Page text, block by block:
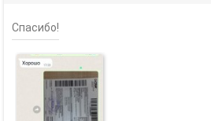
Спасибо!